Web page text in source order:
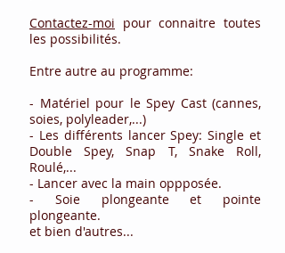
Contactez-moi pour connaitre toutes
les possibilités.
Entre autre au programme:
- Matériel pour le Spey Cast (cannes,
soies, polyleader,...)
- Les différents lancer Spey: Single et
Double Spey, Snap T, Snake Roll,
Roulé,...
- Lancer avec la main oppposée.
- Soie plongeante et pointe
plongeante.
et bien d'autres...